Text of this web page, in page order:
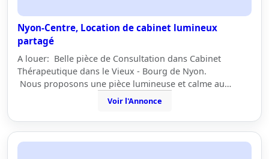
Nyon-Centre, Location de cabinet lumineux
partagé
A louer: Belle pièce de Consultation dans Cabinet
Thérapeutique dans le Vieux - Bourg de Nyon.
Nous proposons une pièce lumineuse et calme au…
Voir l'Annonce